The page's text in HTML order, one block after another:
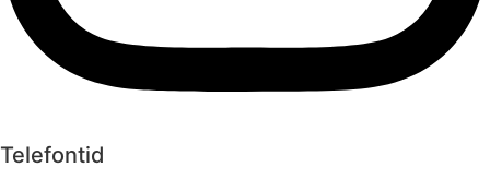
Telefontid